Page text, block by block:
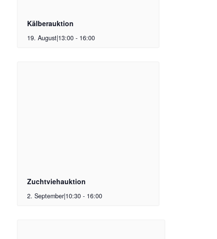
Kälberauktion
19. August|13:00 - 16:00
Zuchtviehauktion
2. September|10:30 - 16:00